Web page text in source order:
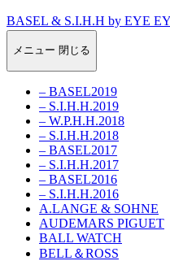
BASEL & S.I.H.H by EYE
メニュー 閉じる
– BASEL2019
– S.I.H.H.2019
– W.P.H.H.2018
– S.I.H.H.2018
– BASEL2017
– S.I.H.H.2017
– BASEL2016
– S.I.H.H.2016
A.LANGE & SOHNE
AUDEMARS PIGUET
BALL WATCH
BELL＆ROSS